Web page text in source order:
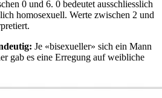
0 und 6. 0 bedeutet ausschliesslich
homosexuell. Werte zwischen 2 und
Je «bisexueller» sich ein Mann
gab es eine Erregung auf weibliche